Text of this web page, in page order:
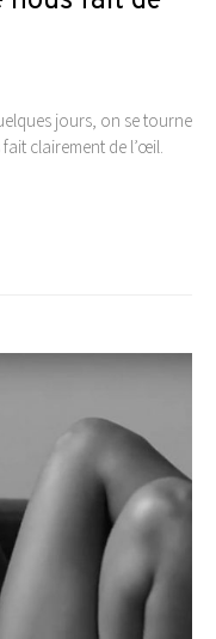
jours, on se tourne
clairement de l’œil.